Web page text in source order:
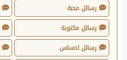
رسائل محبة
رسائل مكتوبة
رسائل احساس